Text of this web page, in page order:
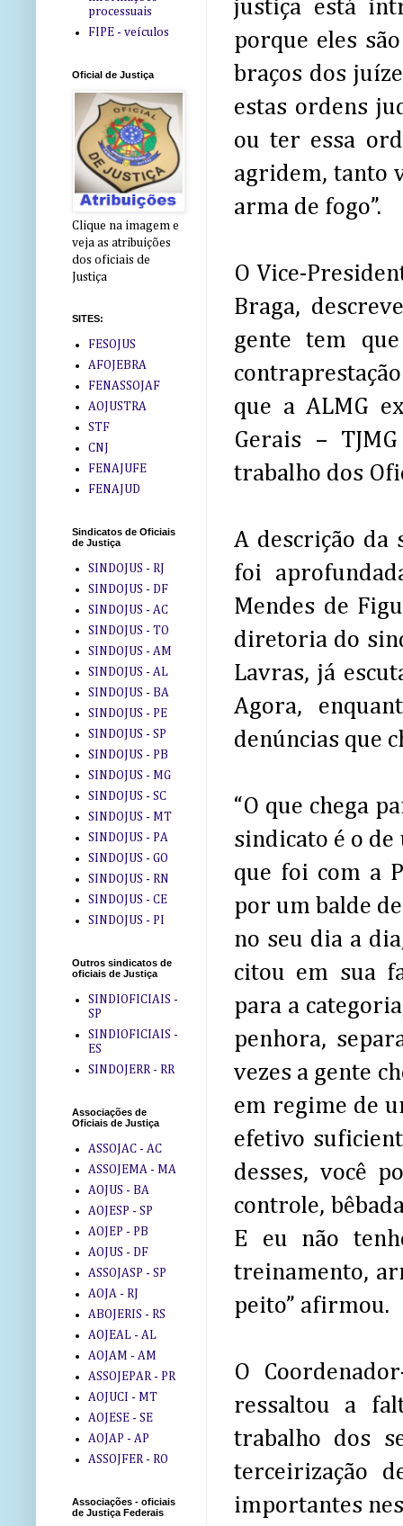
justiça está
porque eles
braços dos
estas ordens
ou ter essa
agridem, tanto
arma de fogo”.
O Vice-
Braga,
gente tem
que a ALMG
Gerais –
trabalho dos
A descrição da
foi
Mendes de
diretoria do
Lavras, já
Agora,
denúncias que
“O que chega
sindicato é o
que foi com a
por um balde
no seu dia a
citou em sua
para a
penhora,
vezes a gente
em regime de
efetivo
desses, você
controle,
E eu não
treinamento,
peito” afirmou.
O
ressaltou a
trabalho dos
terceirização
importantes
processuais
FIPE - veículos
Oficial de Justiça
Clique na imagem e
veja as atribuições
dos oficiais de
Justiça
SITES:
FESOJUS
AFOJEBRA
FENASSOJAF
AOJUSTRA
STF
CNJ
FENAJUFE
FENAJUD
Sindicatos de Oficiais
de Justiça
SINDOJUS - RJ
SINDOJUS - DF
SINDOJUS - AC
SINDOJUS - TO
SINDOJUS - AM
SINDOJUS - AL
SINDOJUS - BA
SINDOJUS - PE
SINDOJUS - SP
SINDOJUS - PB
SINDOJUS - MG
SINDOJUS - SC
SINDOJUS - MT
SINDOJUS - PA
SINDOJUS - GO
SINDOJUS - RN
SINDOJUS - CE
SINDOJUS - PI
Outros sindicatos de
oficiais de Justiça
SINDIOFICIAIS -
SP
SINDIOFICIAIS -
ES
SINDOJERR - RR
Associações de
Oficiais de Justiça
ASSOJAC - AC
ASSOJEMA - MA
AOJUS - BA
AOJESP - SP
AOJEP - PB
AOJUS - DF
ASSOJASP - SP
AOJA - RJ
ABOJERIS - RS
AOJEAL - AL
AOJAM - AM
ASSOJEPAR - PR
AOJUCI - MT
AOJESE - SE
AOJAP - AP
ASSOJFER - RO
Associações - oficiais
de Justiça Federais